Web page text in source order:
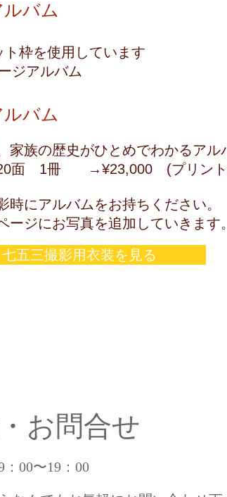
ルバム
枠を使用しています
ページアルバム
バム
家族の歴史がひとめでわかるアル
面 1冊 →¥23,000 (プリント代
にアルバムをお持ちください。
にお写真を追加していきます。
五三撮影用衣装を見る
お問合せ
00〜19：00